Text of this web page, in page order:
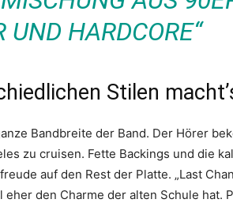
UND HARDCORE“
Stilen
Bandbreite der Band. Der Hörer
zu cruisen. Fette Backings und die
auf den Rest der Platte. „Last
den Charme der alten Schule hat.